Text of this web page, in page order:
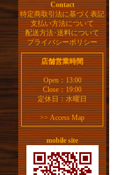
Contact
特定商取引法に基づく表記
支払い方法について
配送方法･送料について
プライバシーポリシー
店舗営業時間
Open：13:00
Close：19:00
定休日：水曜日
>>Access Map
mobile site